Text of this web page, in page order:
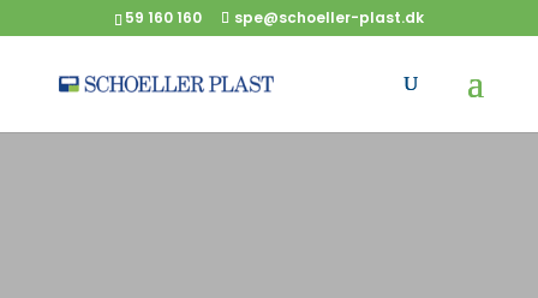
59 160 160 spe@schoeller-plast.dk